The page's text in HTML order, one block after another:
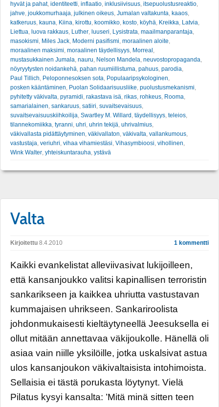
hyvät ja pahat, identiteetti, inflaatio, inklusiivisuus, itsepuolustusreaktio,
jahve, joukkomurhaaja, julkinen oikeus, Jumalan valtakunta, kaaos,
katkeruus, kauna, Kiina, kirottu, koomikko, kosto, köyhä, Kreikka, Latvia,
Liettua, luova rakkaus, Luther, luuseri, Lysistrata, maailmanparantaja,
masokismi, Miles Jack, Moderni pasifismi, moraalinen aloite,
moraalinen maksimi, moraalinen täydellisyys, Morreal ,
mustasukkainen Jumala, nauru, Nelson Mandela, neuvostopropaganda,
nöyryytysten noidankehä, pahan ruumiillistuma, pahuus, parodia,
Paul Tillich, Peloponnesoksen sota, Populaaripsykologinen,
posken kääntäminen, Puolan Solidaarisuusliike, puolustusmekanismi,
pyhitetty väkivalta, pyramidi, rakastava isä, rikas, rohkeus, Rooma,
samarialainen, sankaruus, satiiri, suvaitsevaisuus,
suvaitsevaisuuskiihkoilija, Swartley M. Willard , täydellisyys, teleios,
tilannekomiikka, tyranni, uhri, uhrin tekijä, uhrivalmius,
väkivallasta pidättäytyminen, väkivallaton, väkivalta, vallankumous,
vastustaja, veriuhri, vihaa vihamiestäsi, Vihasymbioosi, vihollinen,
Wink Walter, yhteiskuntarauha, ystävä
Valta
Kirjoitettu 8.4.2010 1 kommentti
Kaikki evankelistat alleviivasivat lukijoilleen,
että kansanjoukko valitsi kapinallisen terroristin
sankarikseen ja kaikkea uhriutta vastustavan
kummajaisen uhrikseen. Sankariroolista
johdonmukaisesti kieltäytyneellä Jeesuksella ei
ollut mitään annettavaa väkijoukolle. Hänellä oli
asiaa vain niille yksilöille, jotka uskalsivat astua
ulos kansanjoukon väkivaltaisista intohimoista.
Sellaisia ei tästä porukasta löytynyt. Vielä
Pilatus kysyi kansalta: ’Mitä minä sitten teen